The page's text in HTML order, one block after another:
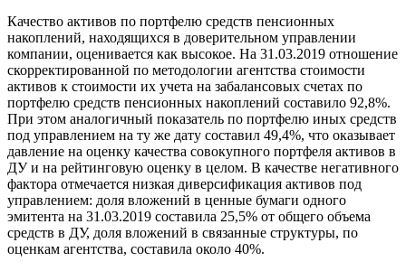
Качество активов по портфелю средств пенсионных
накоплений, находящихся в доверительном управлении
компании, оценивается как высокое. На 31.03.2019 отношение
скорректированной по методологии агентства стоимости
активов к стоимости их учета на забалансовых счетах по
портфелю средств пенсионных накоплений составило 92,8%.
При этом аналогичный показатель по портфелю иных средств
под управлением на ту же дату составил 49,4%, что оказывает
давление на оценку качества совокупного портфеля активов в
ДУ и на рейтинговую оценку в целом. В качестве негативного
фактора отмечается низкая диверсификация активов под
управлением: доля вложений в ценные бумаги одного
эмитента на 31.03.2019 составила 25,5% от общего объема
средств в ДУ, доля вложений в связанные структуры, по
оценкам агентства, составила около 40%.